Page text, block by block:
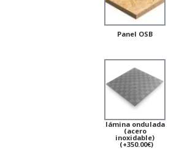
Panel OSB
lámina ondulada
(acero
inoxidable)
(+350.00€)